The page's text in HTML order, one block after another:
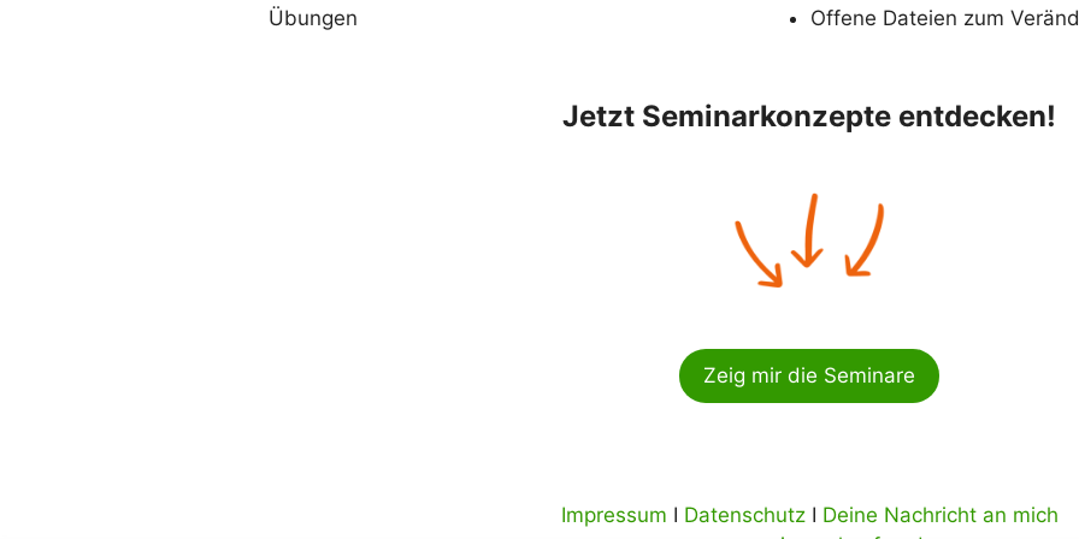
Übungen Offene Dateien zum
Jetzt Seminarkonzepte entdecken!
Zeig mir die Seminare
Impressum I DatenschutzI Deine Nachricht an mich